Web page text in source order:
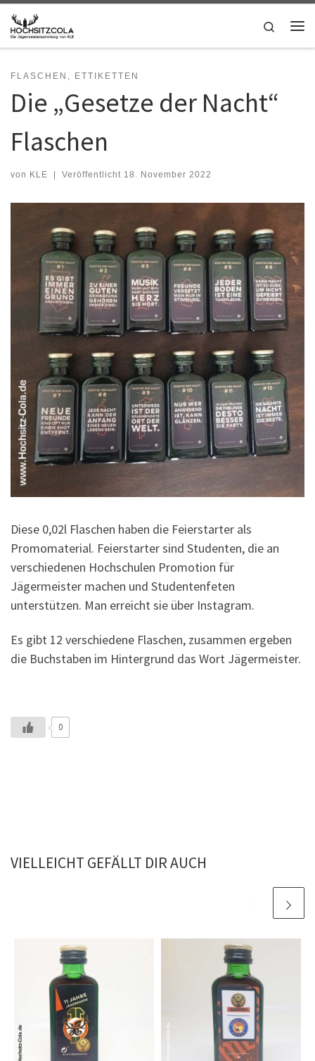
Zum Inhalt springen
Search
FLASCHEN, ETTIKETTEN
Die „Gesetze der Nacht“
Flaschen
von KLE Veröffentlicht 18. November 2022
Diese 0,02l Flaschen haben die Feierstarter als
Promomaterial. Feierstarter sind Studenten, die an
verschiedenen Hochschulen Promotion für
Jägermeister machen und Studentenfeten
unterstützen. Man erreicht sie über Instagram.
Es gibt 12 verschiedene Flaschen, zusammen ergeben
die Buchstaben im Hintergrund das Wort Jägermeister.
0
VIELLEICHT GEFÄLLT DIR AUCH